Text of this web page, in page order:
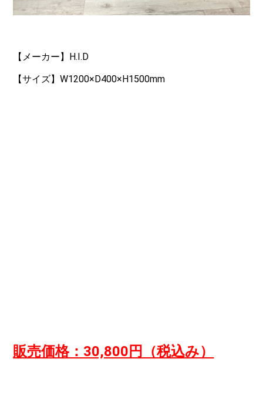
【メーカー】H.I.D
【サイズ】W1200×D400×H1500mm
販売価格：30,800円（税込み）